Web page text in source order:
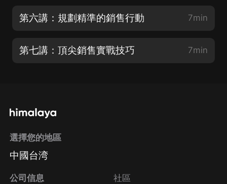
第六講：規劃精準的銷售行動 7min
第七講：頂尖銷售實戰技巧 7min
選擇您的地區
中國台湾
公司信息 社區